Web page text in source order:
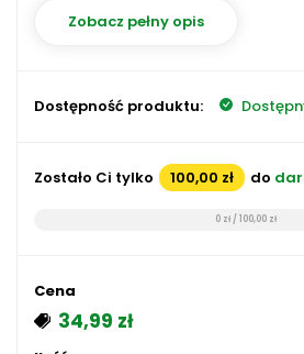
Zobacz pełny opis
Dostępność produktu:
Zostało Ci tylko 100,00 zł do
0 zł / 100,00 zł
Cena
34,99 zł